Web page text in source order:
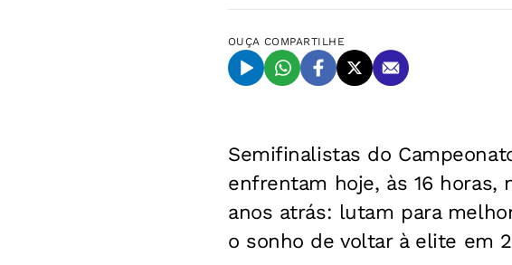
OUÇA COMPARTILHE
Semifinalistas do
enfrentam hoje, às 16 horas,
anos atrás: lutam para
o sonho de voltar à elite em